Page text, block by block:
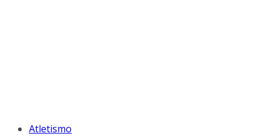
Atletismo